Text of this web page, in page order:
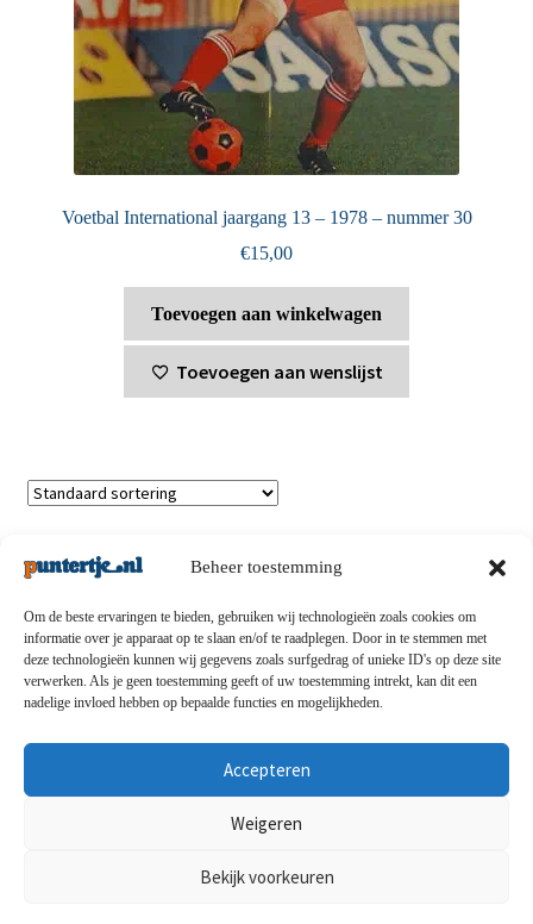
Beheer toestemming
Om de beste ervaringen te bieden, gebruiken wij technologieën zoals cookies om
informatie over je apparaat op te slaan en/of te raadplegen. Door in te stemmen met
deze technologieën kunnen wij gegevens zoals surfgedrag of unieke ID's op deze site
verwerken. Als je geen toestemming geeft of uw toestemming intrekt, kan dit een
nadelige invloed hebben op bepaalde functies en mogelijkheden.
Accepteren
Weigeren
Bekijk voorkeuren
Voetbal International jaargang 13 – 1978 – nummer 30
€15,00
Toevoegen aan winkelwagen
Toevoegen aan wenslijst
Privacybeleid-Verzending en retouren-Algemene
voorwaarden-Disclaimert-Betaalmethoden-Over ons
Contact